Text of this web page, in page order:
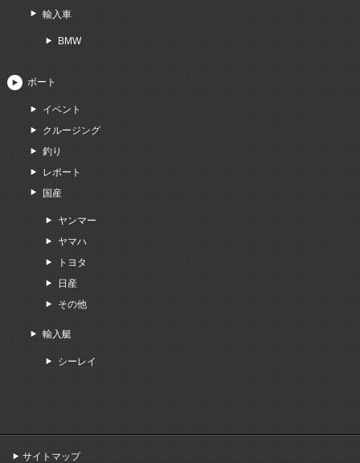
輸入車
BMW
ボート
イベント
クルージング
釣り
レポート
国産
ヤンマー
ヤマハ
トヨタ
日産
その他
輸入艇
シーレイ
サイトマップ